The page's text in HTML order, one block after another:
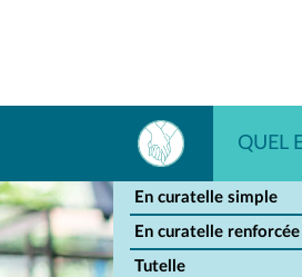
QUEL
En curatelle simple
En curatelle renforcée
Tutelle